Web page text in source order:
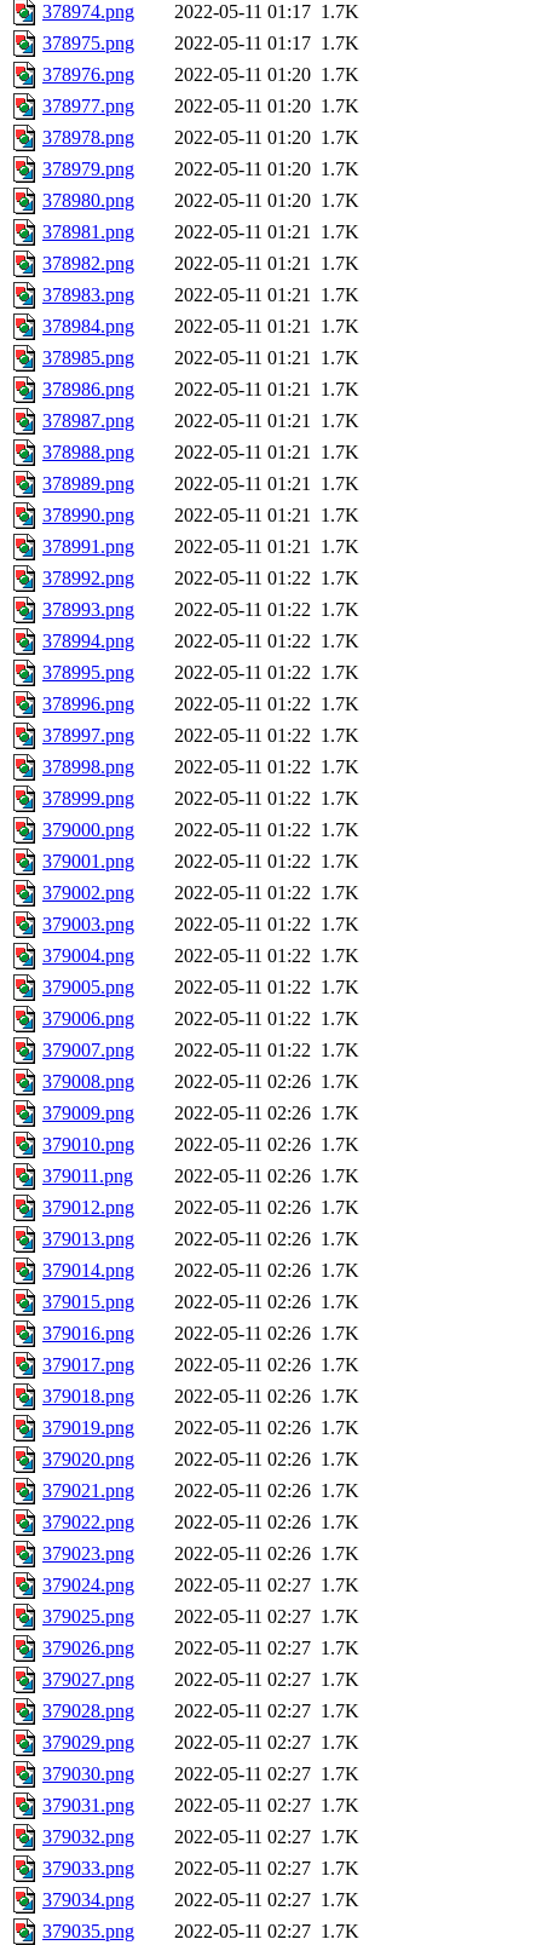
378974.png
2022-05-11 01:17 1.7K
378975.png
2022-05-11 01:17 1.7K
378976.png
2022-05-11 01:20 1.7K
378977.png
2022-05-11 01:20 1.7K
378978.png
2022-05-11 01:20 1.7K
378979.png
2022-05-11 01:20 1.7K
378980.png
2022-05-11 01:20 1.7K
378981.png
2022-05-11 01:21 1.7K
378982.png
2022-05-11 01:21 1.7K
378983.png
2022-05-11 01:21 1.7K
378984.png
2022-05-11 01:21 1.7K
378985.png
2022-05-11 01:21 1.7K
378986.png
2022-05-11 01:21 1.7K
378987.png
2022-05-11 01:21 1.7K
378988.png
2022-05-11 01:21 1.7K
378989.png
2022-05-11 01:21 1.7K
378990.png
2022-05-11 01:21 1.7K
378991.png
2022-05-11 01:21 1.7K
378992.png
2022-05-11 01:22 1.7K
378993.png
2022-05-11 01:22 1.7K
378994.png
2022-05-11 01:22 1.7K
378995.png
2022-05-11 01:22 1.7K
378996.png
2022-05-11 01:22 1.7K
378997.png
2022-05-11 01:22 1.7K
378998.png
2022-05-11 01:22 1.7K
378999.png
2022-05-11 01:22 1.7K
379000.png
2022-05-11 01:22 1.7K
379001.png
2022-05-11 01:22 1.7K
379002.png
2022-05-11 01:22 1.7K
379003.png
2022-05-11 01:22 1.7K
379004.png
2022-05-11 01:22 1.7K
379005.png
2022-05-11 01:22 1.7K
379006.png
2022-05-11 01:22 1.7K
379007.png
2022-05-11 01:22 1.7K
379008.png
2022-05-11 02:26 1.7K
379009.png
2022-05-11 02:26 1.7K
379010.png
2022-05-11 02:26 1.7K
379011.png
2022-05-11 02:26 1.7K
379012.png
2022-05-11 02:26 1.7K
379013.png
2022-05-11 02:26 1.7K
379014.png
2022-05-11 02:26 1.7K
379015.png
2022-05-11 02:26 1.7K
379016.png
2022-05-11 02:26 1.7K
379017.png
2022-05-11 02:26 1.7K
379018.png
2022-05-11 02:26 1.7K
379019.png
2022-05-11 02:26 1.7K
379020.png
2022-05-11 02:26 1.7K
379021.png
2022-05-11 02:26 1.7K
379022.png
2022-05-11 02:26 1.7K
379023.png
2022-05-11 02:26 1.7K
379024.png
2022-05-11 02:27 1.7K
379025.png
2022-05-11 02:27 1.7K
379026.png
2022-05-11 02:27 1.7K
379027.png
2022-05-11 02:27 1.7K
379028.png
2022-05-11 02:27 1.7K
379029.png
2022-05-11 02:27 1.7K
379030.png
2022-05-11 02:27 1.7K
379031.png
2022-05-11 02:27 1.7K
379032.png
2022-05-11 02:27 1.7K
379033.png
2022-05-11 02:27 1.7K
379034.png
2022-05-11 02:27 1.7K
379035.png
2022-05-11 02:27 1.7K